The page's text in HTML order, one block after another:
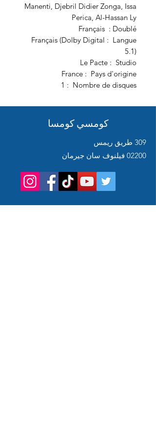
Manenti, Djebril Didier Zonga, Issa
Perica, Al-Hassan Ly
Doublé : ‏ Français
Langue ‏ : ‎ Français (Dolby Digital
5.1)
Studio ‏ : ‎ Le Pacte
Pays d'origine ‏ : ‎ France
Nombre de disques ‏ : ‎ 1
كومسي كومسا
309 طريق ريمس
02200 فيلنوف سان جيرمان